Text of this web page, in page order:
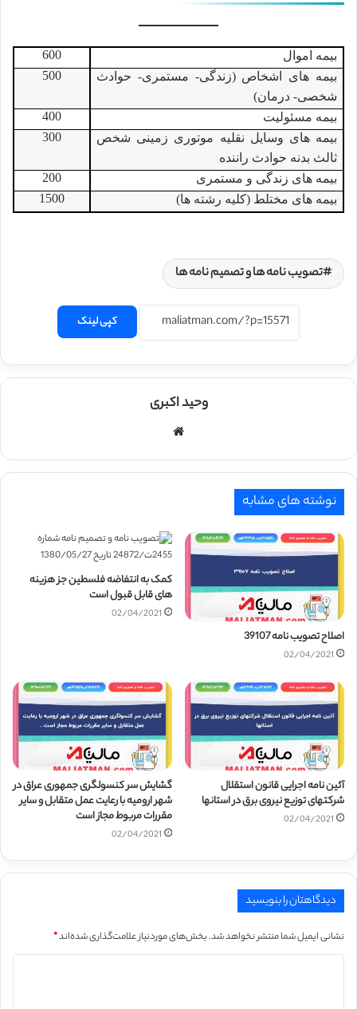
بیمه اموال
600
بیمه های اشخاص (زندگی- مستمری- حوادث
شخصی- درمان)
500
بیمه مسئولیت
400
بیمه های وسایل نقلیه موتوری زمینی شخص
ثالث بدنه حوادث راننده
300
بیمه های زندگی و مستمری
200
بیمه های مختلط (کلیه رشته ها)
1500
تصویب نامه ها و تصمیم نامه ها
کپی لینک
وحید اکبری
نوشته های مشابه
اصلاح تصویب نامه 39107
02/04/2021
کمک به انتفاضه فلسطین جز هزینه
های قابل قبول است
02/04/2021
آئین نامه اجرایی قانون استقلال
شرکتهای توزیع نیروی برق در استانها
02/04/2021
گشایش سر کنسولگری جمهوری عراق در
شهر ارومیه با رعایت عمل متقابل و سایر
مقررات مربوط مجاز است
02/04/2021
دیدگاهتان را بنویسید
نشانی ایمیل شما منتشر نخواهد شد.بخش‌های موردنیاز علامت‌گذاری شده‌اند*